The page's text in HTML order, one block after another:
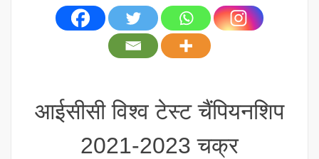
आईसीसी विश्व टेस्ट चैंपियनशिप
2021-2023 चक्र